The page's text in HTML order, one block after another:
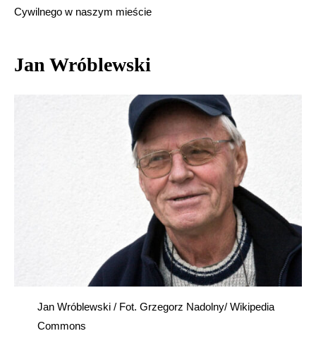
Cywilnego w naszym mieście
Jan Wróblewski
Jan Wróblewski / Fot. Grzegorz Nadolny/ Wikipedia
Commons